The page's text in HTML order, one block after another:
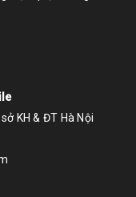
KH & ĐT Hà Nội